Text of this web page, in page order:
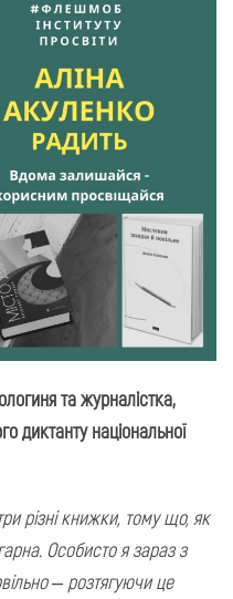
та журналістка,
диктанту національної
різні книжки, тому що, як
Особисто я зараз з
– розтягуючи це